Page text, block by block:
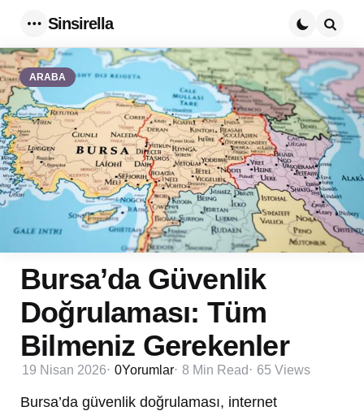
Sinsirella
ARABA
Bursa’da Güvenlik
Doğrulaması: Tüm
Bilmeniz Gerekenler
19 Nisan 2026 0Yorumlar 8 Min Read 65 Views
Bursa’da güvenlik doğrulaması, internet